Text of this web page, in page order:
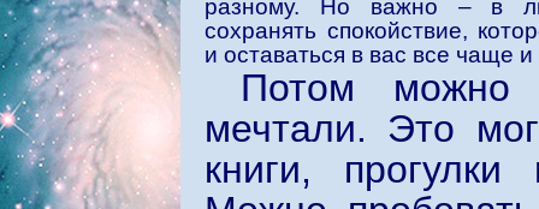
разному. Но важно – в
сохранять спокойствие,
и оставаться в вас все чаще
Потом можно
мечтали. Это
книги,